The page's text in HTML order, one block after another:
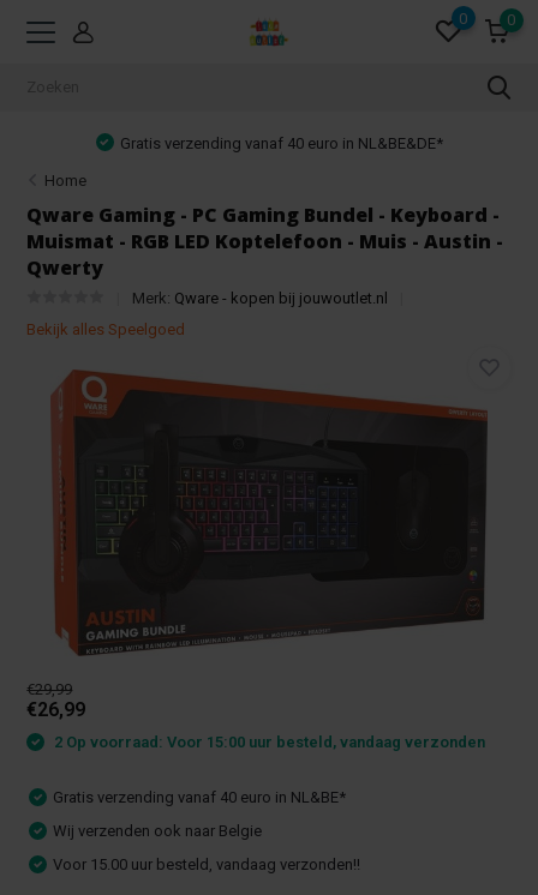
0 0
Gratis verzending vanaf 40 euro in NL&BE&DE*
Home
Qware Gaming - PC Gaming Bundel - Keyboard -
Muismat - RGB LED Koptelefoon - Muis - Austin -
Qwerty
Merk: Qware - kopen bij jouwoutlet.nl
Bekijk alles Speelgoed
€29,99
€26,99
2 Op voorraad: Voor 15:00 uur besteld, vandaag verzonden
Gratis verzending vanaf 40 euro in NL&BE*
Wij verzenden ook naar Belgie
Voor 15.00 uur besteld, vandaag verzonden!!